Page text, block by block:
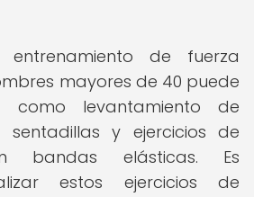
de fuerza
mayores de 40 puede
como levantamiento de
sentadillas y ejercicios de
bandas elásticas. Es
estos ejercicios de